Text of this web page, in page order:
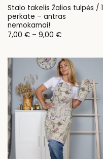
Stalo takelis Žalios tulpės / 1
perkate – antras
nemokamai!
7,00 € – 9,00 €Price
9,00 €